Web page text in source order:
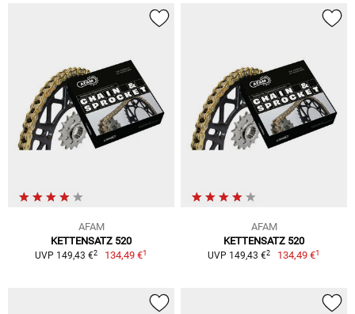
AFAM
KETTENSATZ 520
UVP 149,43 €2 134,49 €1
AFAM
KETTENSATZ 520
UVP 149,43 €2 134,49 €1